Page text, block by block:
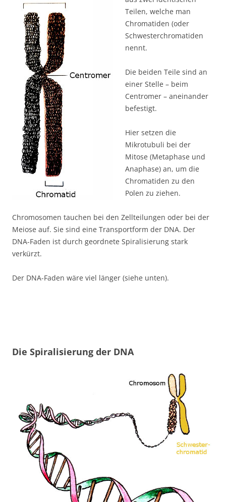
Teilen, welche man
Chromatiden (oder
Schwesterchromatiden
nennt.
Die beiden Teile sind an
einer Stelle – beim
Centromer – aneinander
befestigt.
Hier setzen die
Mikrotubuli bei der
Mitose (Metaphase und
Anaphase) an, um die
Chromatiden zu den
Polen zu ziehen.
Chromosomen tauchen bei den Zellteilungen oder bei der
Meiose auf. Sie sind eine Transportform der DNA. Der
DNA-Faden ist durch geordnete Spiralisierung stark
verkürzt.
Der DNA-Faden wäre viel länger (siehe unten).
Die Spiralisierung der DNA